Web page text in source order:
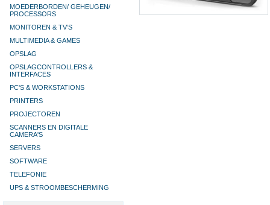
MOEDERBORDEN/ GEHEUGEN/
PROCESSORS
MONITOREN & TV’S
MULTIMEDIA & GAMES
OPSLAG
OPSLAGCONTROLLERS &
INTERFACES
PC'S & WORKSTATIONS
PRINTERS
PROJECTOREN
SCANNERS EN DIGITALE
CAMERA'S
SERVERS
SOFTWARE
TELEFONIE
UPS & STROOMBESCHERMING